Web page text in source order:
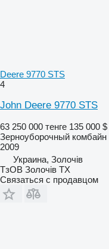
Deere 9770 STS
4
John Deere 9770 STS
63 250 000 тенге 135 000 $
Зерноуборочный комбайн
2009
Украина, Золочів
ТзОВ Золочів ТХ
Связаться с продавцом